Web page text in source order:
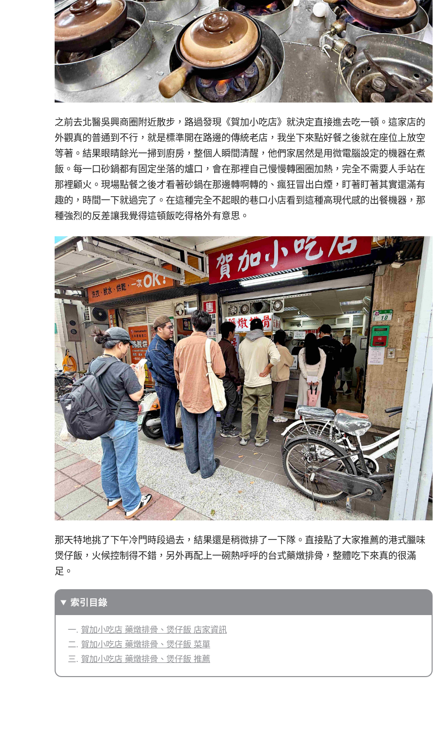
之前去北醫吳興商圈附近散步，路過發現《賀加小吃店》就決定直接進去吃一頓。這家店的
外觀真的普通到不行，就是標準開在路邊的傳統老店，我坐下來點好餐之後就在座位上放空
等著。結果眼睛餘光一掃到廚房，整個人瞬間清醒，他們家居然是用微電腦設定的機器在煮
飯。每一口砂鍋都有固定坐落的爐口，會在那裡自己慢慢轉圈圈加熱，完全不需要人手站在
那裡顧火。現場點餐之後才看著砂鍋在那邊轉啊轉的、瘋狂冒出白煙，盯著盯著其實還滿有
趣的，時間一下就過完了。在這種完全不起眼的巷口小店看到這種高現代感的出餐機器，那
種強烈的反差讓我覺得這頓飯吃得格外有意思。
那天特地挑了下午冷門時段過去，結果還是稍微排了一下隊。直接點了大家推薦的港式臘味
煲仔飯，火候控制得不錯，另外再配上一碗熱呼呼的台式藥燉排骨，整體吃下來真的很滿
足。
索引目錄
賀加小吃店 藥燉排骨、煲仔飯 店家資訊
賀加小吃店 藥燉排骨、煲仔飯 菜單
賀加小吃店 藥燉排骨、煲仔飯 推薦